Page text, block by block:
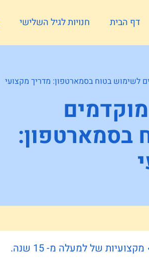
דף הבית חנויות לגיל השלישי
לשימוש בטוח בסמארטפון: מדריך מקצועי
מוקדמים
בסמארטפון:
מקצועיות של למעלה מ- 15 שנה.